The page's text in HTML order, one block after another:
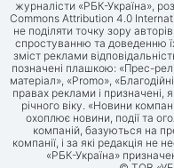
журналісти «РБК-Україна»,
Commons Attribution 4.0
не поділяти точку зору
спростуванню та доведенню
зміст реклами
позначені плашкою: «Прес-
матеріал», «Promo»,
правах реклами і призначені,
річного віку. «Новини
охоплює новини, події та
компаній, базуються на
компанії, і за які редакція не
«РБК-Україна»